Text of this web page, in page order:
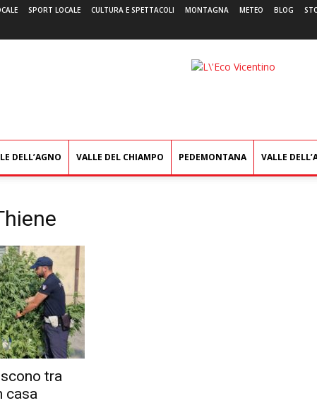
SPORT LOCALE CULTURA E SPETTACOLI MONTAGNA METEO BLOG
L'Eco
DELL’AGNO VALLE DEL CHIAMPO PEDEMONTANA VALLE
tra
casa